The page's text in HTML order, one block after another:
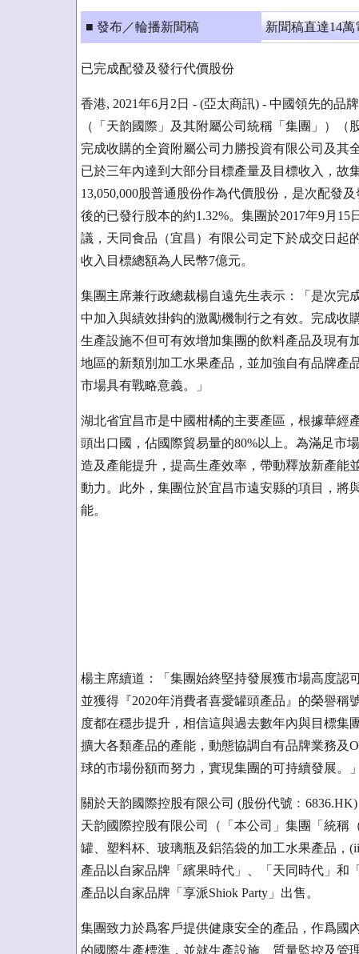
■ 發布／輪播新聞稿 新聞稿直達14萬
已完成配發及發行代價股份
香港, 2021年6月2日 - (亞太商訊) - 中國領先的品
（「天韵國際」及其附屬公司統稱「集團」）（
完成收購的全資附屬公司力勝投資有限公司及其
已於三年內達到大部分目標產量及目標收入，故
13,050,000股普通股份作為代價股份，是次配發
後的已發行股本的約1.32%。集團於2017年9月
議，天同食品（宜昌）有限公司定下於成交日起
收入目標總額為人民幣7億元。
集團主席兼行政總裁楊自遠先生表示：「是次完
中加入與績效掛鈎的激勵機制行之有效。完成收
生產設施不但可有效增加集團的飲料產品及現有
地區的新類別加工水果產品，並加強自有品牌產
市場具有戰略意義。」
湖北省宜昌市是中國柑橘的主要產區，根據華經
頭出口國，佔國際貿易量的80%以上。為滿足市
造及產能提升，提高生產效率，帶動釋放新產能
動力。此外，集團位於宜昌市遠安縣的項目，將
能。
楊主席續道：「集團始終堅持發展獲市場高度認
並獲得『2020年消費者喜愛罐頭產品』的榮譽稱
度都在穩步提升，相信這與過去數年內與目標集
擴大各類產品的產能，動態協調自有品牌業務及
球的市場份額而努力，實現集團的可持續發展。」
關於天韵國際控股有限公司 (股份代號﹕6836.HK)
天韵國際控股有限公司（「本公司」集團「統稱
罐、塑料杯、玻璃瓶及鋁箔袋的加工水果產品，
產品以自家品牌「繽果時代」、「天同時代」和
產品以自家品牌「享派Shiok Party」出售。
集團致力於爲客戶提供健康安全的產品，作爲國
的國際生產標準，並就生產設施、質量監控及管